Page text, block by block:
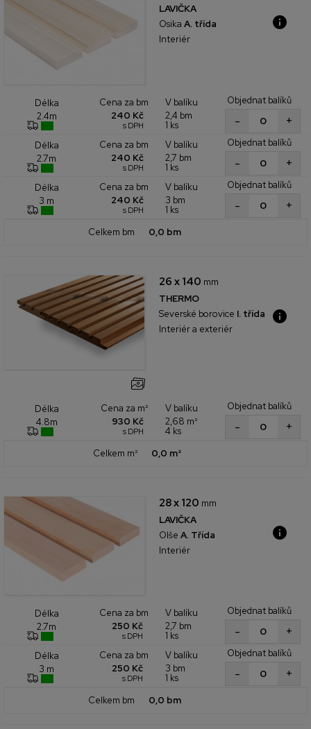
LAVIČKA
Osika A. třída
Interiér
Délka
2.4m
Cena za bm
240 Kč
s DPH
V balíku
2,4 bm
1 ks
Objednat balíků
+
-
Délka
2.7m
Cena za bm
240 Kč
s DPH
V balíku
2,7 bm
1 ks
Objednat balíků
+
-
Délka
3 m
Cena za bm
240 Kč
s DPH
V balíku
3 bm
1 ks
Objednat balíků
+
-
Celkem bm 0,0 bm
26 x 140 mm
THERMO
Severské borovice I. třída
Interiér a exteriér
Délka
4.8m
Cena za m²
930 Kč
s DPH
V balíku
2,68 m²
4 ks
Objednat balíků
+
-
Celkem m² 0,0 m²
28 x 120 mm
LAVIČKA
Olše A. Třída
Interiér
Délka
2.7m
Cena za bm
250 Kč
s DPH
V balíku
2,7 bm
1 ks
Objednat balíků
+
-
Délka
3 m
Cena za bm
250 Kč
s DPH
V balíku
3 bm
1 ks
Objednat balíků
+
-
Celkem bm 0,0 bm